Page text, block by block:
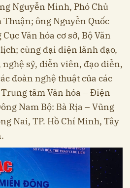
Nguyễn Minh, Phó Chủ
ông Nguyễn Quốc
Văn hóa cơ sở, Bộ Văn
cùng đại diện lãnh đạo,
sỹ, diễn viên, đạo diễn,
đoàn nghệ thuật của các
tâm Văn hóa – Điện
Nam Bộ: Bà Rịa – Vũng
Nai, TP. Hồ Chí Minh, Tây